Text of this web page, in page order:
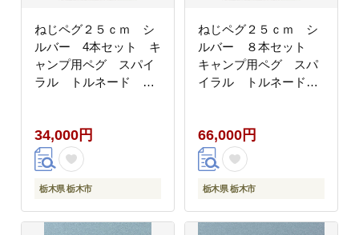
ねじペグ２５ｃｍ シ
ルバー 4本セット キ
ャンプ用ペグ スパイ
ラル トルネード ア
】
34,000円
栃木県 栃木市
ねじペグ２５ｃｍ シ
ルバー ８本セット
キャンプ用ペグ スパ
イラル トルネード
】
66,000円
栃木県 栃木市